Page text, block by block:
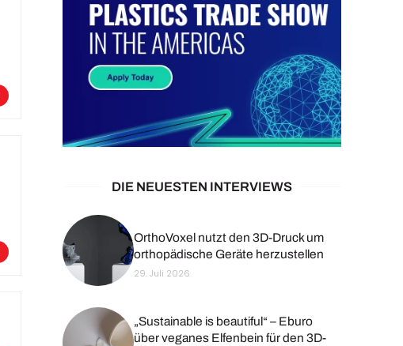
DIE NEUESTEN INTERVIEWS
OrthoVoxel nutzt den 3D-Druck um
orthopädische Geräte herzustellen
29. Juli 2026
„Sustainable is beautiful“ – Eburo
über veganes Elfenbein für den 3D-